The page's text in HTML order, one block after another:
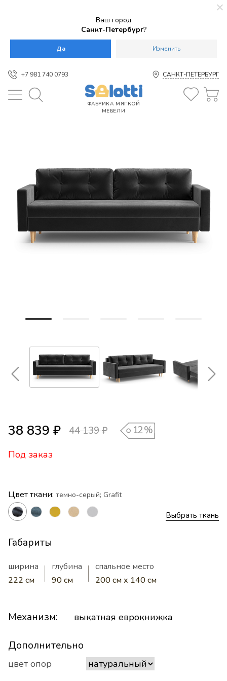
Ваш город
Санкт-Петербург?
Да Изменить
+7 981 740 0793 САНКТ-ПЕТЕРБУРГ
ФАБРИКА МЯГКОЙ
МЕБЕЛИ
38 839 ₽ 44 139 ₽ 12%
Под заказ
Цвет ткани: темно-серый; Grafit
Выбрать ткань
Габариты
ширина
222 см
глубина
90 см
спальное место
200 см х 140 см
Механизм: выкатная еврокнижка
Дополнительно
цвет опор